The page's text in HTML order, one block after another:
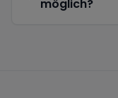
möglich?